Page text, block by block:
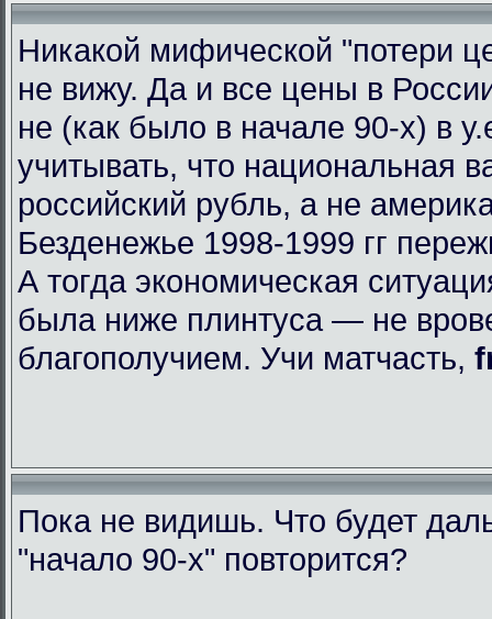
Никакой мифической "потери
не вижу. Да и все цены в
не (как было в начале 90-х) в
учитывать, что национальная
российский рубль, а не
Безденежье 1998-1999 гг
А тогда экономическая
была ниже плинтуса — не
благополучием. Учи матчасть,
Пока не видишь. Что будет
"начало 90-х" повторится?